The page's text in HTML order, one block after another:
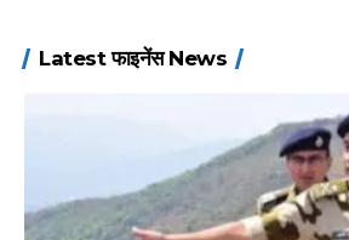
Latest फाइनेंस News